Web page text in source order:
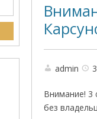
admin
Внимание! 3
без